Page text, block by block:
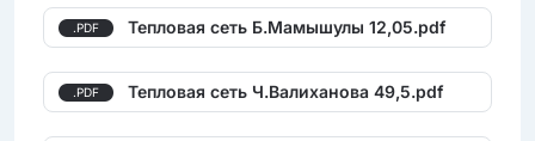
.PDF Тепловая сеть Б.Мамышулы 12,05.pdf
.PDF Тепловая сеть Ч.Валиханова 49,5.pdf